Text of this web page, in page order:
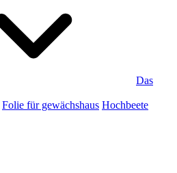
Das
Folie für gewächshaus Hochbeete